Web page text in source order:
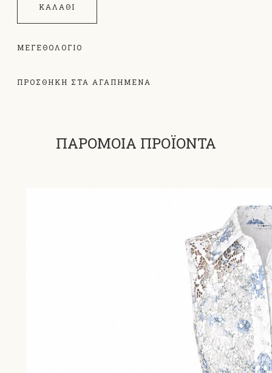
ΚΑΛΆΘΙ
ΜΕΓΕΘΟΛΌΓΙΟ
ΠΡΟΣΘΗΚΗ ΣΤΑ ΑΓΑΠΗΜΕΝΑ
ΠΑΡΟΜΟΙΑ ΠΡΟΪΟΝΤΑ